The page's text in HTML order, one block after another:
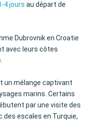
4 jours au départ de
Dubrovnik en Croatie
avec leurs côtes
un mélange captivant
marins. Certains
par une visite des
des escales en Turquie,